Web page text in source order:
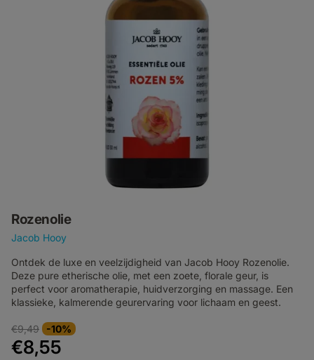
Rozenolie
Jacob Hooy
Ontdek de luxe en veelzijdigheid van Jacob Hooy Rozenolie.
Deze pure etherische olie, met een zoete, florale geur, is
perfect voor aromatherapie, huidverzorging en massage. Een
klassieke, kalmerende geurervaring voor lichaam en geest.
€9,49 -10%
€8,55